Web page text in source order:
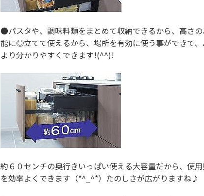
●パスタや、調味料類をまとめて収納できるから、高さ
能に◎立てて使えるから、場所を有効に使う事ができて
より分かりやすくできます!(^^)!
約６０センチの奥行きいっぱい使える大容量だから、使
を効率よくできます（*^_^*）たのしさが広がりますね♪